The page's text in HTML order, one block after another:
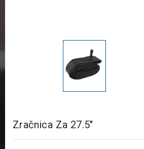
Zračnica Za 27.5"